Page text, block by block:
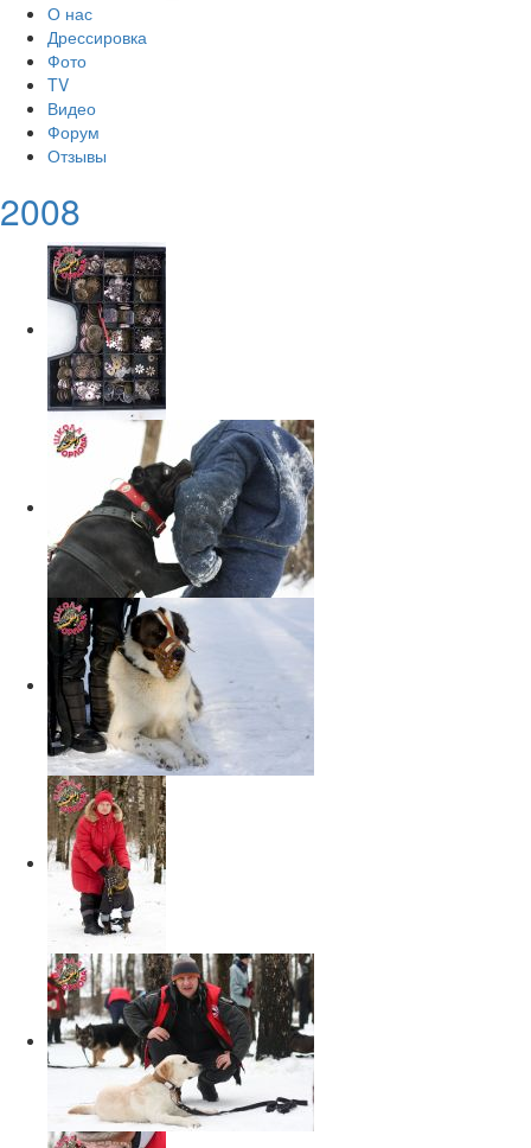
О нас
Дрессировка
Фото
TV
Видео
Форум
Отзывы
2008